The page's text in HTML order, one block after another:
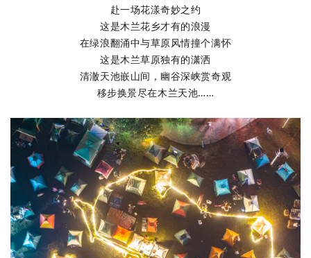
赴一场花漾奇妙之约
这是木兰花乡才有的浪漫
在绿浪翻涌中与草原风情撞个满怀
这是木兰草原独有的潇洒
清澈天池嵌山间，幽谷深峡赏奇观
移步换景尽在木兰天池……